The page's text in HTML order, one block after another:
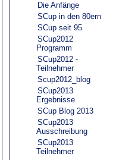
Die Anfänge
SCup in den 80ern
SCup seit 95
SCup2012
Programm
SCup2012 -
Teilnehmer
Scup2012_blog
SCup2013
Ergebnisse
SCup Blog 2013
SCup2013
Ausschreibung
SCup2013
Teilnehmer